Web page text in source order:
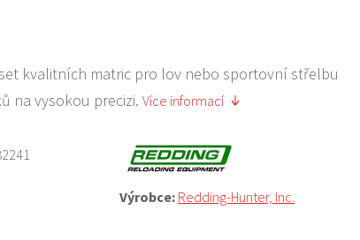
kvalitních matric pro lov nebo sportovní střelbu
na vysokou precizi. Více informací
Výrobce: Redding-Hunter, Inc.